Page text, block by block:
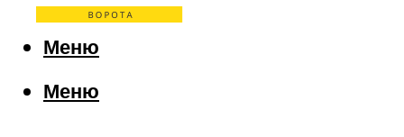
Меню
Меню